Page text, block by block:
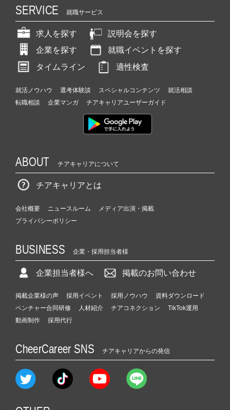
SERVICE 就職サービス
求人を探す
説明会を探す
企業を探す
就職イベントを探す
タイムライン
適性検査
就活ノウハウ 選考体験談 スペシャルコンテンツ
就活相談
転職相談
企業マンガ チアキャリアユーザーガイド
ABOUT チアキャリアについて
チアキャリアとは
会社概要 ニュースルーム
メディア出演・掲載
プライバシーポリシー
BUSINESS 企業・採用担当者様
企業担当者様へ 掲載のお問い合わせ
掲載企業様の声 採用イベント 採用ノウハウ
資料ダウンロード
ベンチャー合同研修
人材紹介 チアコネクション
TikTok運用
動画制作
採用代行
CheerCareer SNS チアキャリアからの発信